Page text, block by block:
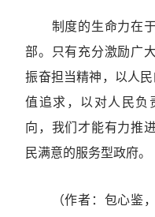
制度的生命力在于
部。只有充分激励广
振奋担当精神，以人
值追求，以对人民负
向，我们才能有力推
民满意的服务型政府。
（作者：包心鉴，